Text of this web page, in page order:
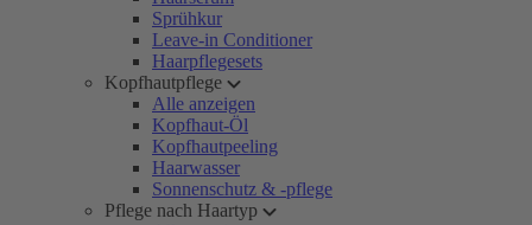
Sprühkur
Leave-in Conditioner
Haarpflegesets
Kopfhautpflege
Alle anzeigen
Kopfhaut-Öl
Kopfhautpeeling
Haarwasser
Sonnenschutz & -pflege
Pflege nach Haartyp